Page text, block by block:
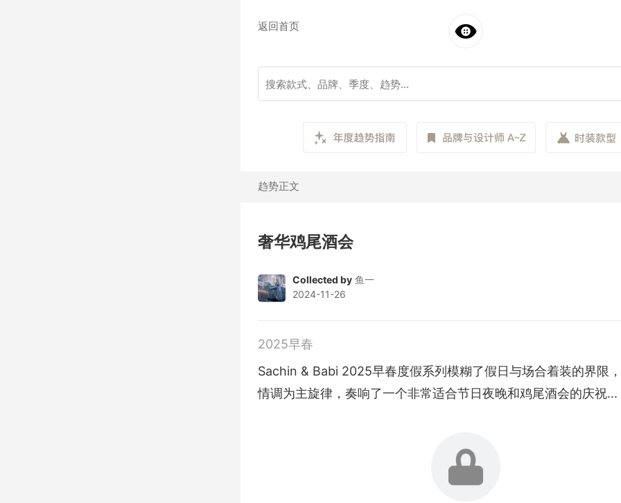
返回首页
趋势正文
奢华鸡尾酒会
Collected by 鱼一
2024-11-26
2025早春
Sachin & Babi 2025早春度假系列模糊了假日与场合着装的界限
情调为主旋律，奏响了一个非常适合节日夜晚和鸡尾酒会的庆祝...